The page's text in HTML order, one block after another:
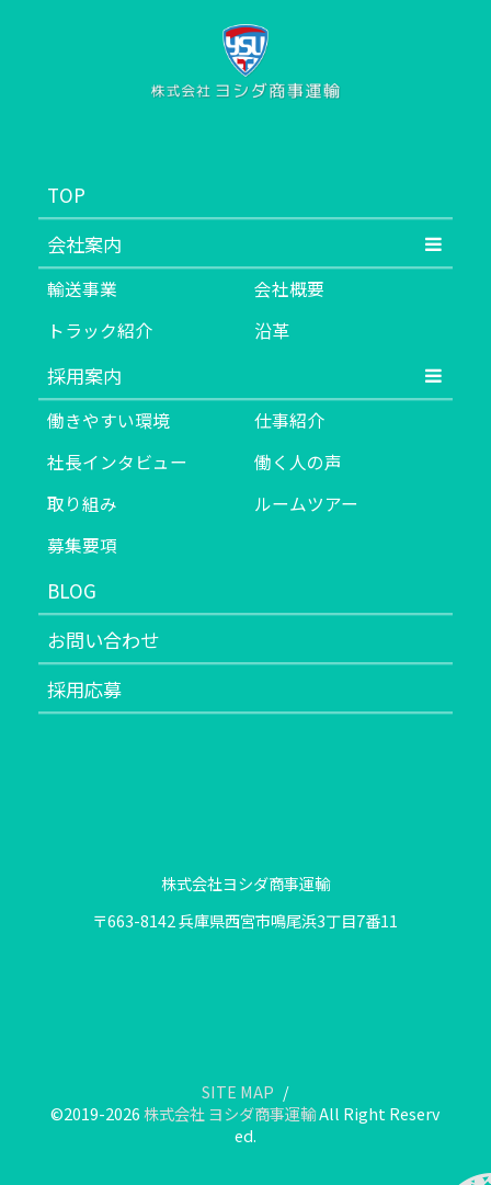
TOP
会社案内
輸送事業
会社概要
トラック紹介
沿革
採用案内
働きやすい環境
仕事紹介
社長インタビュー
働く人の声
取り組み
ルームツアー
募集要項
BLOG
お問い合わせ
採用応募
株式会社ヨシダ商事運輸
〒663-8142 兵庫県西宮市鳴尾浜3丁目7番11
SITE MAP
©2019-2026株式会社 ヨシダ商事運輸All Right Reserv
ed.